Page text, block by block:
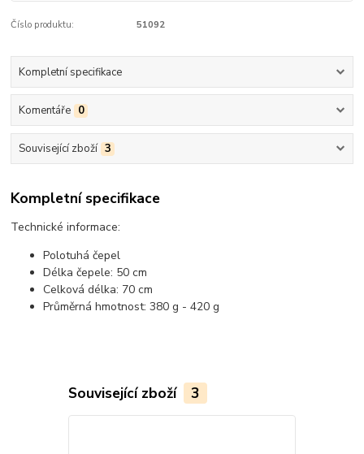
Číslo produktu: 51092
Kompletní specifikace
Komentáře 0
Související zboží 3
Kompletní specifikace
Technické informace:
Polotuhá čepel
Délka čepele: 50 cm
Celková délka: 70 cm
Průměrná hmotnost: 380 g - 420 g
Související zboží 3